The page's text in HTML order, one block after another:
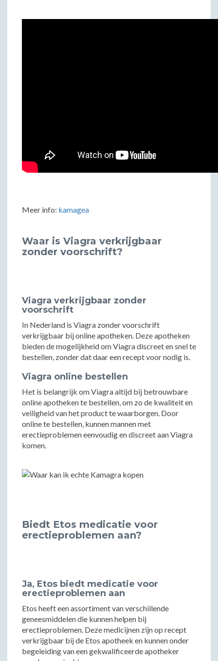
Meer info: kamagea
Waar is Viagra verkrijgbaar
zonder voorschrift?
Viagra verkrijgbaar zonder
voorschrift
In Nederland is Viagra zonder voorschrift
verkrijgbaar bij online apotheken. Deze apotheken
bieden de mogelijkheid om Viagra discreet en snel te
bestellen, zonder dat daar een recept voor nodig is.
Viagra online bestellen
Het is belangrijk om Viagra altijd bij betrouwbare
online apotheken te bestellen, om zo de kwaliteit en
veiligheid van het product te waarborgen. Door
online te bestellen, kunnen mannen met
erectieproblemen eenvoudig en discreet aan Viagra
komen.
Biedt Etos medicatie voor
erectieproblemen aan?
Ja, Etos biedt medicatie voor
erectieproblemen aan
Etos heeft een assortiment van verschillende
geneesmiddelen die kunnen helpen bij
erectieproblemen. Deze medicijnen zijn op recept
verkrijgbaar bij de Etos apotheek en kunnen onder
begeleiding van een gekwalificeerde apotheker